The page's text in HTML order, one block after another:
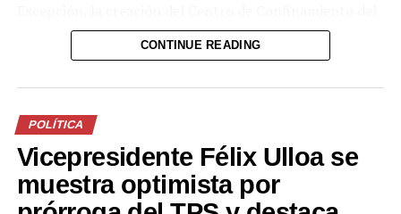
Terrorismo (CECOT), el Plan Cero Ocio y otras medidas
que han permitido recuperar la paz y posicionar a El
Por el lado colombiano, Restrepo destacó el intercambio
sobre estrategias contra la extorsión y las reformas al
sistema penal y penitenciario. “Conocimos de cerca la
experiencia salvadoreña frente a la extorsión […] un
CONTINUE READING
POLÍTICA
Vicepresidente Félix Ulloa se
muestra optimista por